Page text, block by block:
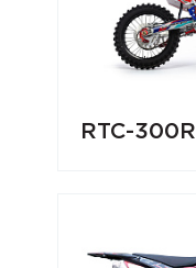
RTC-300R